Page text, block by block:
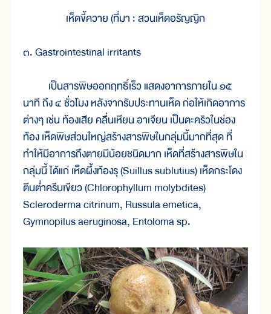
เห็ดขี้ควาย (ที่มา : สวนเห็ดอรัญญิก
๓. Gastrointestinal irritants
เป็นสารพิษออกฤทธิ์เร็ว แสดงอาการภายใน ๑๕
นาที ถึง ๔ ชั่วโมง หลังจากรับประทานเห็ด ก่อให้เกิดอาการ
ต่างๆ เช่น ท้องเสีย คลื่นเหียน อาเจียน เป็นตะคริวในช่อง
ท้อง เห็ดพิษส่วนใหญ่สร้างสารพิษในกลุ่มนี้มากที่สุด ที่
ทำให้มีอาการถึงตายมีน้อยชนิดมาก เห็ดที่สร้างสารพิษใน
กลุ่มนี้ ได้แก่ เห็ดผึ้งท้องรุ (Suillus sublutius) เห็ดกระโดง
ตีนต่ำครีบเขียว (Chlorophyllum molybdites)
Scleroderma citrinum, Russula emetica,
Gymnopilus aeruginosa, Entoloma sp.